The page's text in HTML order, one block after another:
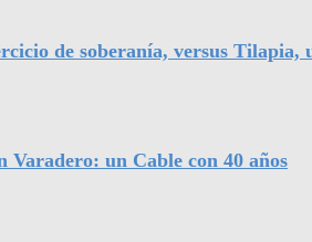
de soberanía, versus Tilapia,
Varadero: un Cable con 40 años